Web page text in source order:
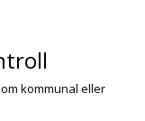
kommunal eller